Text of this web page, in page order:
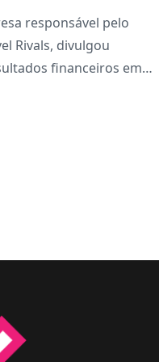
responsável pelo
Rivals, divulgou
financeiros em
confirma que a empresa